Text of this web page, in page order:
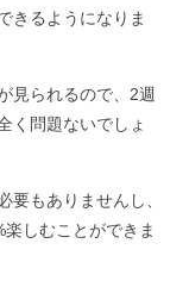
きるようになりま
見られるので、2週
く問題ないでしょ
要もありませんし、
しむことができま